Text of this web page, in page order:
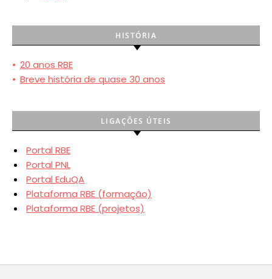
HISTÓRIA
• 20 anos RBE
• Breve história de quase 30 anos
LIGAÇÕES ÚTEIS
Portal RBE
Portal PNL
Portal EduQA
Plataforma RBE (formação)
Plataforma RBE (projetos)